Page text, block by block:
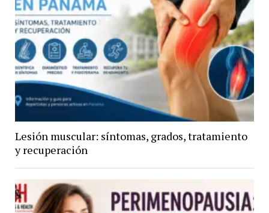
Lesión muscular: síntomas, grados, tratamiento
y recuperación